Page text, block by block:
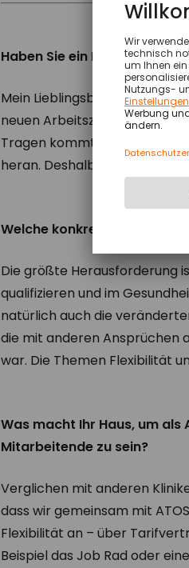
Haben Sie ein Beispiel dafür?
Mein Lieblingsbeispiel:
neuen Arbeitszeitmodellen
Tragen kommt, gehen diese
heran. Deshalb ganz klar: Ja,
Welche konkreten
Die größte Herausforderung
qualifizieren und im
natürlich auch die
die mit anderen Ansprüchen
war. Die Themen Flexibilität
Was macht Ihr Haus, um
Mitarbeitende zu sein?
Verglichen mit anderen
dass wir gemeinsam mit
Flexibilität an – über
Beispiel das Job Rad oder